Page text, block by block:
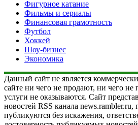
Фигурное катание
Фильмы и сериалы
Финансовая грамотность
Футбол
Хоккей
Шоу-бизнес
Экономика
Данный сайт не является
сайте ни чего не продают, ни чего не
услуги не оказываются. Сайт
новостей RSS канала
публикуются без искажения,